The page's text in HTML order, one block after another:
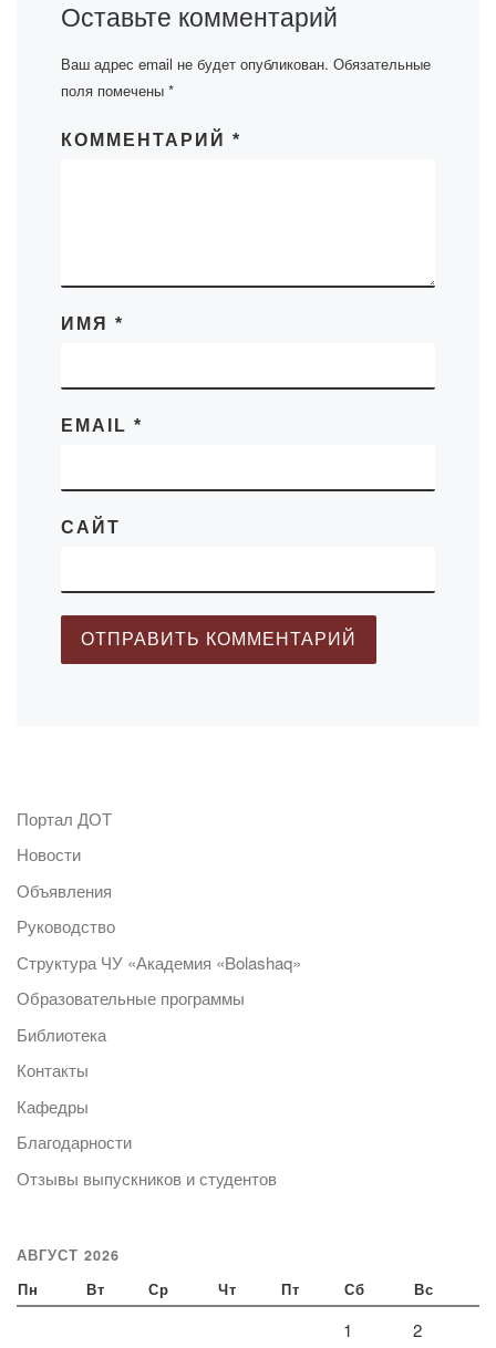
Оставьте комментарий
Ваш адрес email не будет опубликован. Обязательные
поля помечены *
КОММЕНТАРИЙ *
ИМЯ *
EMAIL *
САЙТ
Портал ДОТ
Новости
Объявления
Руководство
Структура ЧУ «Академия «Bolashaq»
Образовательные программы
Библиотека
Контакты
Кафедры
Благодарности
Отзывы выпускников и студентов
АВГУСТ 2026
Пн Вт Ср Чт Пт Сб Вс
1 2